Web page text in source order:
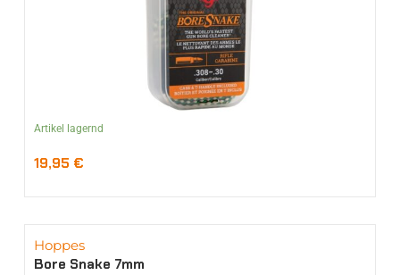
Artikel lagernd
19,95 €
Hoppes
Bore Snake 7mm